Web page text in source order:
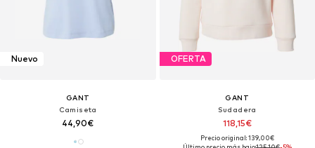
Nuevo
GANT
Camiseta
44,90€
OFERTA
GANT
Sudadera
118,15€
Precio original: 139,00€